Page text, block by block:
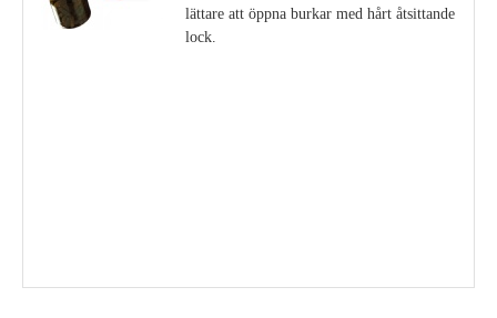
lättare att öppna burkar med hårt åtsittande
lock.